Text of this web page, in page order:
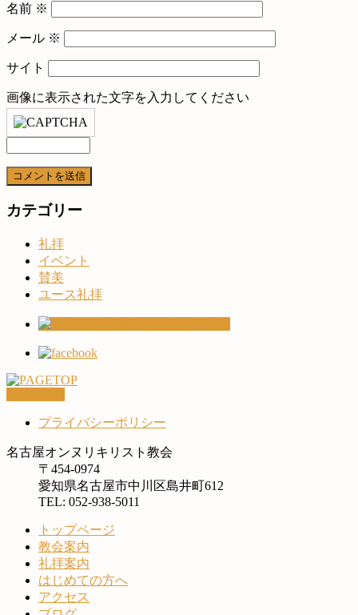
名前 ※
メール ※
サイト
画像に表示された文字を入力してください
カテゴリー
礼拝
イベント
賛美
ユース礼拝
プライバシーポリシー
名古屋オンヌリキリスト教会
〒454-0974
愛知県名古屋市中川区島井町612
TEL: 052-938-5011
トップページ
教会案内
礼拝案内
はじめての方へ
アクセス